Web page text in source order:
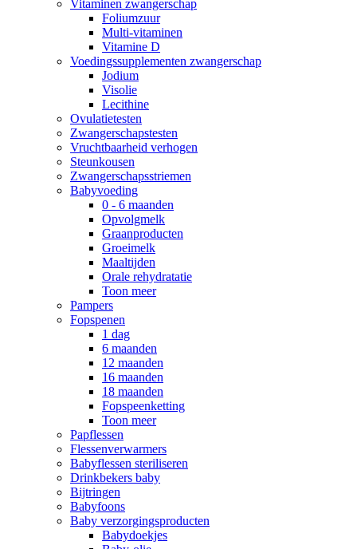
Vitaminen zwangerschap
Foliumzuur
Multi-vitaminen
Vitamine D
Voedingssupplementen zwangerschap
Jodium
Visolie
Lecithine
Ovulatietesten
Zwangerschapstesten
Vruchtbaarheid verhogen
Steunkousen
Zwangerschapsstriemen
Babyvoeding
0 - 6 maanden
Opvolgmelk
Graanproducten
Groeimelk
Maaltijden
Orale rehydratatie
Toon meer
Pampers
Fopspenen
1 dag
6 maanden
12 maanden
16 maanden
18 maanden
Fopspeenketting
Toon meer
Papflessen
Flessenverwarmers
Babyflessen steriliseren
Drinkbekers baby
Bijtringen
Babyfoons
Baby verzorgingsproducten
Babydoekjes